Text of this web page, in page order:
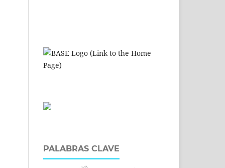
PALABRAS CLAVE